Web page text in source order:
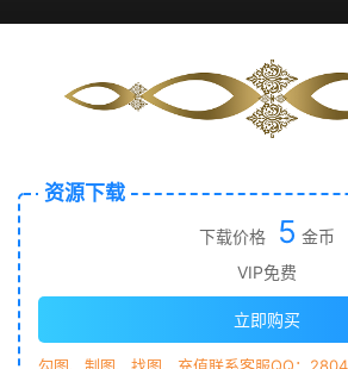
资源下载
下载价格 5 金币
VIP免费
立即购买
勾图、制图、找图、充值联系客服QQ：